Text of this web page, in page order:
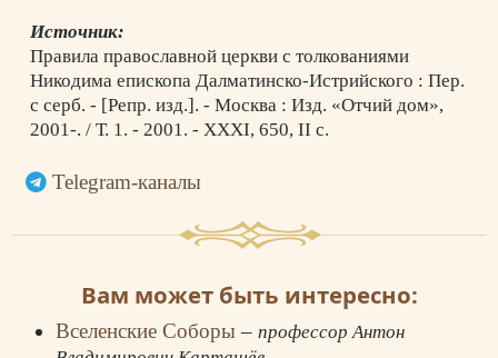
Источник:
Правила православной церкви с толкованиями
Никодима епископа Далматинско-Истрийского : Пер.
с серб. - [Репр. изд.]. - Москва : Изд. «Отчий дом»,
2001-. / Т. 1. - 2001. - XXXI, 650, II с.
Telegram-каналы
Вам может быть интересно:
Вселенские Соборы– профессор Антон